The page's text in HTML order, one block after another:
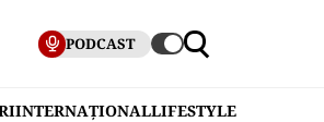
PODCAST
INTERNAȚIONALLIFESTYLE